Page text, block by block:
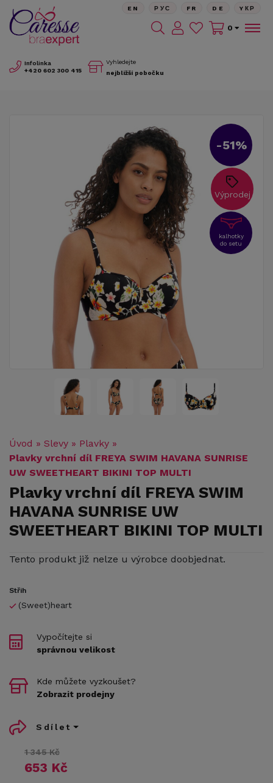
Infolinka
+420 602 300 415
Vyhledejte
nejbližší pobočku
EN РУС FR DE YКР
0
-51%
Výprodej
kalhotky
do setu
Úvod » Slevy » Plavky »
Plavky vrchní díl FREYA SWIM HAVANA SUNRISE
UW SWEETHEART BIKINI TOP MULTI
Plavky vrchní díl FREYA SWIM
HAVANA SUNRISE UW
SWEETHEART BIKINI TOP MULTI
Tento produkt již nelze u výrobce doobjednat.
Střih
(Sweet)heart
1 345 Kč
653 Kč
Vypočítejte si
správnou velikost
Kde můžete vyzkoušet?
Zobrazit prodejny
Sdílet